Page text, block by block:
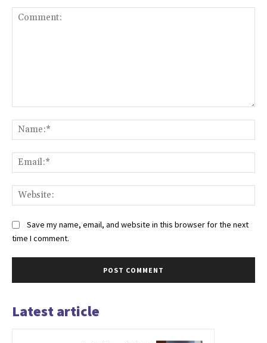
Save my name, email, and website in this browser for the next
time I comment.
Latest article